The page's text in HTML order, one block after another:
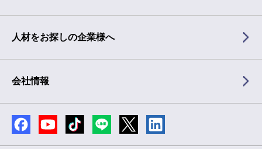
人材をお探しの企業様へ
会社情報